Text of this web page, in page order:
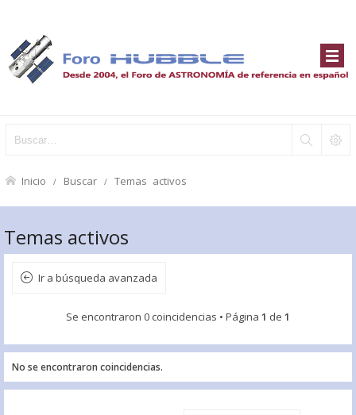
Inicio Buscar Temas activos
Temas activos
Ir a búsqueda avanzada
Se encontraron 0 coincidencias • Página 1 de 1
No se encontraron coincidencias.